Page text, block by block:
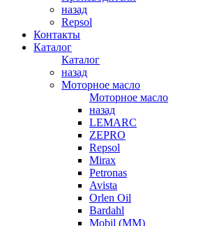
назад
Repsol
Контакты
Каталог
Каталог
назад
Моторное масло
Моторное масло
назад
LEMARC
ZEPRO
Repsol
Mirax
Petronas
Avista
Orlen Oil
Bardahl
Mobil (ММ)